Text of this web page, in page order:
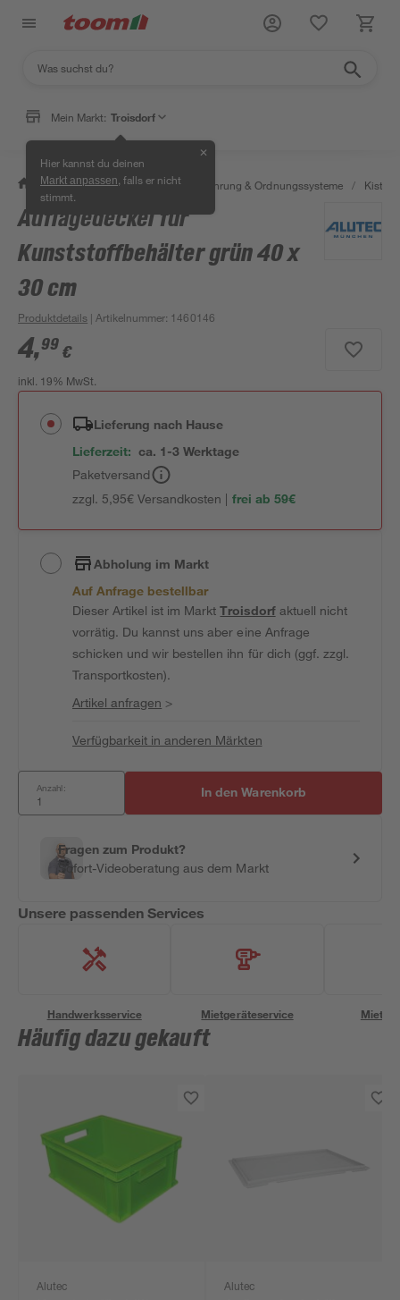
Mein Markt: Troisdorf
Hier kannst du deinen
Markt anpassen , falls er nicht
stimmt.
✕
/ Wohnen & Haushalt / Aufbewahrung & Ordnungssysteme / Kisten
Auflagedeckel für
Kunststoffbehälter grün 40 x
30 cm
Produktdetails | Artikelnummer: 1460146
4,99 €
inkl. 19% MwSt.
Lieferung nach Hause
Lieferzeit: ca. 1-3 Werktage
Paketversand
zzgl. 5,95€ Versandkosten | frei ab 59€
Abholung im Markt
Auf Anfrage bestellbar
Dieser Artikel ist im MarktTroisdorfaktuell nicht
vorrätig. Du kannst uns aber eine Anfrage
schicken und wir bestellen ihn für dich (ggf. zzgl.
Transportkosten).
Artikel anfragen >
Verfügbarkeit in anderen Märkten
Anzahl: In den Warenkorb
Fragen zum Produkt?
Sofort-Videoberatung aus dem Markt
Unsere passenden Services
Handwerksservice Mietgeräteservice
Häufig dazu gekauft
Alutec Alutec